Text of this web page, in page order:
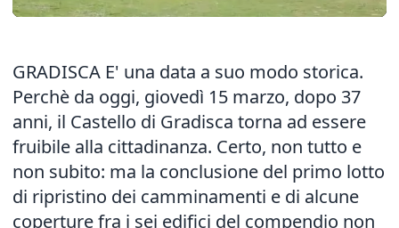
GRADISCA E' una data a suo modo storica.
Perchè da oggi, giovedì 15 marzo, dopo 37
anni, il Castello di Gradisca torna ad essere
fruibile alla cittadinanza. Certo, non tutto e
non subito: ma la conclusione del primo lotto
di ripristino dei camminamenti e di alcune
coperture fra i sei edifici del compendio non